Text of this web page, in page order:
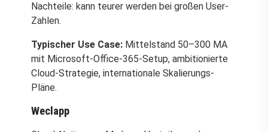
Nachteile: kann teurer werden bei großen User-
Zahlen.
Typischer Use Case: Mittelstand 50–300 MA
mit Microsoft-Office-365-Setup, ambitionierte
Cloud-Strategie, internationale Skalierungs-
Pläne.
Weclapp